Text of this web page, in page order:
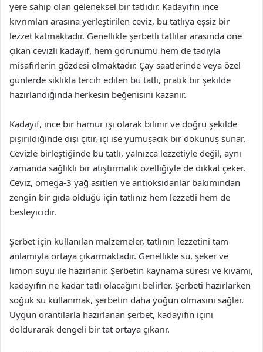
yere sahip olan geleneksel bir tatlıdır. Kadayıfın ince
kıvrımları arasına yerleştirilen ceviz, bu tatlıya eşsiz bir
lezzet katmaktadır. Genellikle şerbetli tatlılar arasında öne
çıkan cevizli kadayıf, hem görünümü hem de tadıyla
misafirlerin gözdesi olmaktadır. Çay saatlerinde veya özel
günlerde sıklıkla tercih edilen bu tatlı, pratik bir şekilde
hazırlandığında herkesin beğenisini kazanır.
Kadayıf, ince bir hamur işi olarak bilinir ve doğru şekilde
pişirildiğinde dışı çıtır, içi ise yumuşacık bir dokunuş sunar.
Cevizle birleştiğinde bu tatlı, yalnızca lezzetiyle değil, aynı
zamanda sağlıklı bir atıştırmalık özelliğiyle de dikkat çeker.
Ceviz, omega-3 yağ asitleri ve antioksidanlar bakımından
zengin bir gıda olduğu için tatlınız hem lezzetli hem de
besleyicidir.
Şerbet için kullanılan malzemeler, tatlının lezzetini tam
anlamıyla ortaya çıkarmaktadır. Genellikle su, şeker ve
limon suyu ile hazırlanır. Şerbetin kaynama süresi ve kıvamı,
kadayıfın ne kadar tatlı olacağını belirler. Şerbeti hazırlarken
soğuk su kullanmak, şerbetin daha yoğun olmasını sağlar.
Uygun orantılarla hazırlanan şerbet, kadayıfın içini
doldurarak dengeli bir tat ortaya çıkarır.